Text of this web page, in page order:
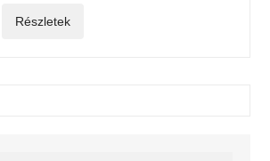
Részletek